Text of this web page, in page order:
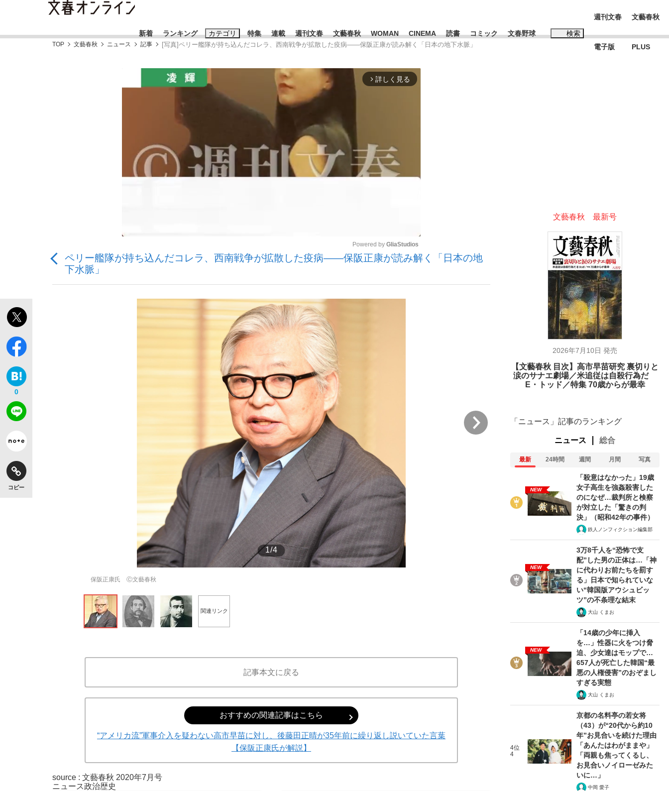
新着 ランキング カテゴリ
「敗因分析は一切聞かれなかった」侍ジャパン選手が証言した“NPB聞... 「クマが悪者扱いされているのが悲しい」『北の国から』倉本聰氏（91...
「目標達成できなかったからと言って…」サッカー日本代表・森保一監督...
もっと見る
特集
キングの誕生を、目撃せよ。
いまさら聞けない資産運用のすべて
もっと見る
連載 週刊文春 文藝春秋 WOMAN CINEMA 読書 コミック 文春野球 検索
おすすめのキーワードタグ一覧
#高市早苗 #森岡毅
週刊文春
電子版
文藝春秋
PLUS
TOP 文藝春秋 ニュース 記事 [写真]ペリー艦隊が持ち込んだコレラ、西南戦争が拡散した疫病——保阪正康が読み解く「日本の地下水脈」
arrow_forward_ios 詳しく見る
Powered by GliaStudios
ペリー艦隊が持ち込んだコレラ、西南戦争が拡散した疫病——保阪正康が読み解く「日本の地
下水脈」
0
コピー
1/4
保阪正康氏 Ⓒ文藝春秋
2/4
関連リンク
記事本文に戻る
おすすめの関連記事はこちら
“アメリカ流”軍事介入を疑わない高市早苗に対し、後藤田正晴が35年前に繰り返し説いていた言葉
【保阪正康氏が解説】
source : 文藝春秋 2020年7月号
ニュース政治歴史
文藝春秋 最新号
2026年7月10日 発売
【文藝春秋 目次】高市早苗研究 裏切りと
涙のサナエ劇場／米追従は自殺行為だ
E・トッド／特集 70歳からが最幸
「ニュース」記事のランキング
ニュース 総合
最新 24時間 週間 月間 写真
NEW
「殺意はなかった」19歳
女子高生を強姦殺害した
のになぜ…裁判所と検察
が対立した「驚きの判
決」（昭和42年の事件）
鉄人ノンフィクション編集部
NEW
3万8千人を“恐怖で支
配”した男の正体は…「神
に代わりお前たちを罰す
る」日本で知られていな
い“韓国版アウシュビッ
ツ”の不条理な結末
大山 くまお
NEW
「14歳の少年に挿入
を…」性器に火をつけ脅
迫、少女達はモップで…
657人が死亡した韓国“最
悪の人権侵害”のおぞまし
すぎる実態
大山 くまお
4位
4
京都の名料亭の若女将
（43）が“20代から約10
年”お見合いを続けた理由
「あんたはわがままや」
「両親も焦ってくるし、
お見合いノイローゼみた
いに…」
中岡 愛子